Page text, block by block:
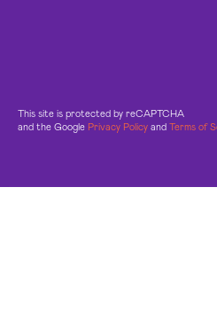
This site is protected by reCAPTCHA
and the Google Privacy Policy and Terms of